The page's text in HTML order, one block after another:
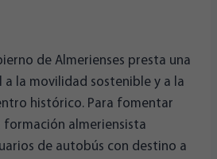
de Almerienses presta una
la movilidad sostenible y a la
histórico. Para fomentar
almeriensista
de autobús con destino a